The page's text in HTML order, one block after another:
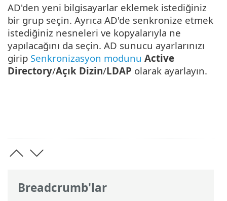
Breadcrumb'lar
AD'den yeni bilgisayarlar eklemek istediğiniz
bir grup seçin. Ayrıca AD'de senkronize etmek
istediğiniz nesneleri ve kopyalarıyla ne
yapılacağını da seçin. AD sunucu ayarlarınızı
girip Senkronizasyon modunu Active
Directory/Açık Dizin/LDAP olarak ayarlayın.